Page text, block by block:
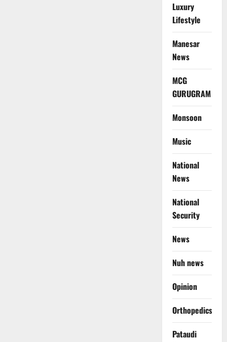
Luxury
Lifestyle
Manesar
News
MCG
GURUGRAM
Monsoon
Music
National
News
National
Security
News
Nuh news
Opinion
Orthopedics
Pataudi